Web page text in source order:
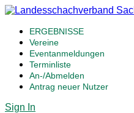
ERGEBNISSE
Vereine
Eventanmeldungen
Terminliste
An-/Abmelden
Antrag neuer Nutzer
Sign In